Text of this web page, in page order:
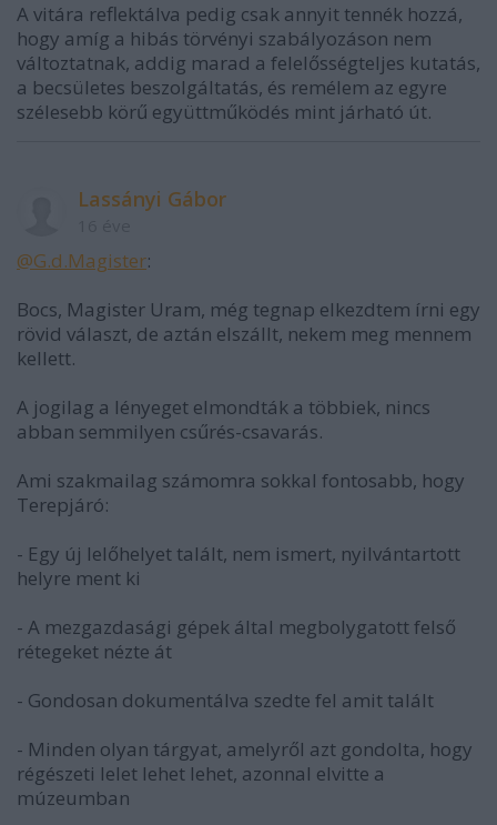
A vitára reflektálva pedig csak annyit tennék hozzá,
hogy amíg a hibás törvényi szabályozáson nem
változtatnak, addig marad a felelősségteljes kutatás,
a becsületes beszolgáltatás, és remélem az egyre
szélesebb körű együttműködés mint járható út.
Lassányi Gábor
@G.d.Magister:
Bocs, Magister Uram, még tegnap elkezdtem írni egy
rövid választ, de aztán elszállt, nekem meg mennem
kellett.
A jogilag a lényeget elmondták a többiek, nincs
abban semmilyen csűrés-csavarás.
Ami szakmailag számomra sokkal fontosabb, hogy
Terepjáró:
- Egy új lelőhelyet talált, nem ismert, nyilvántartott
helyre ment ki
- A mezgazdasági gépek által megbolygatott felső
rétegeket nézte át
- Gondosan dokumentálva szedte fel amit talált
- Minden olyan tárgyat, amelyről azt gondolta, hogy
régészeti lelet lehet lehet, azonnal elvitte a
múzeumban